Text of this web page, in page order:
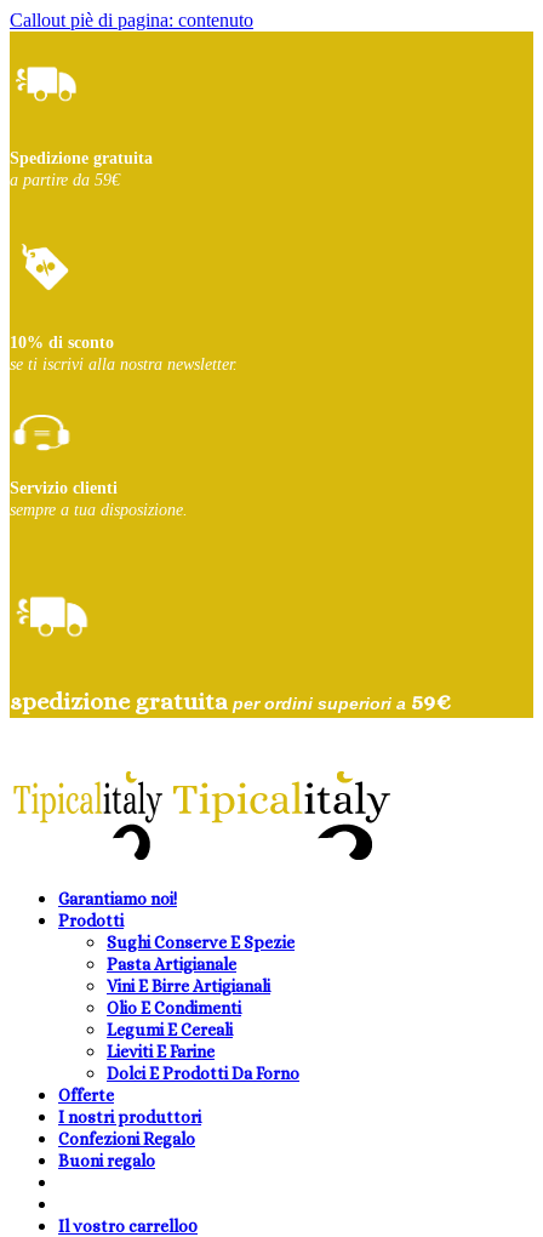
Callout piè di pagina: contenuto
Spedizione gratuita
a partire da 59€
10% di sconto
se ti iscrivi alla nostra newsletter.
Servizio clienti
sempre a tua disposizione.
spedizione gratuita per ordini superiori a 59€
Garantiamo noi!
Prodotti
Sughi Conserve E Spezie
Pasta Artigianale
Vini E Birre Artigianali
Olio E Condimenti
Legumi E Cereali
Lieviti E Farine
Dolci E Prodotti Da Forno
Offerte
I nostri produttori
Confezioni Regalo
Buoni regalo
Il vostro carrello0